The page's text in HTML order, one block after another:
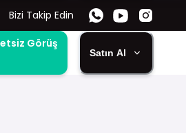
Bizi Takip Edin
Görüş
Satın Al